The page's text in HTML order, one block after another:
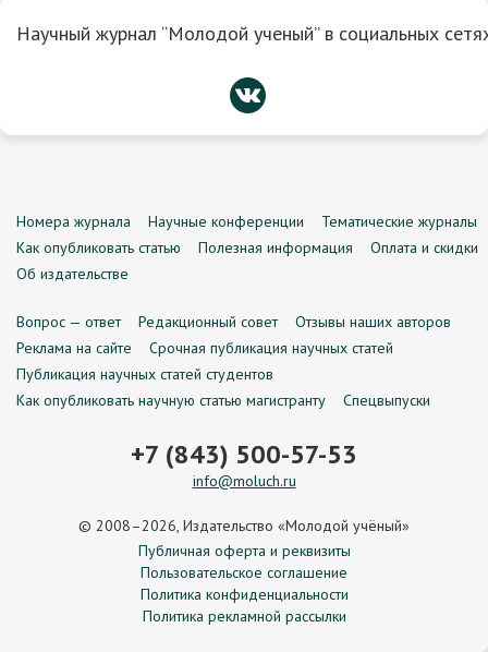
Научный журнал “Молодой ученый” в социальных
Номера журнала Научные конференции
Тематические журналы
Как опубликовать статью
Полезная информация
Оплата и скидки
Об издательстве
Вопрос — ответ Редакционный совет
Отзывы наших авторов
Реклама на сайте
Срочная публикация научных статей
Публикация научных статей студентов
Как опубликовать научную статью магистранту
Спецвыпуски
+7 (843) 500-57-53
info@moluch.ru
© 2008–2026, Издательство «Молодой учёный»
Публичная оферта и реквизиты
Пользовательское соглашение
Политика конфиденциальности
Политика рекламной рассылки